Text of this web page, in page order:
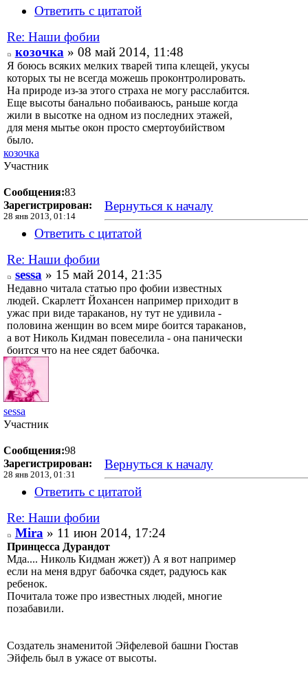
Ответить с цитатой
Re: Наши фобии
козочка» 08 май 2014, 11:48
Я боюсь всяких мелких тварей типа клещей, укусы
которых ты не всегда можешь проконтролировать.
На природе из-за этого страха не могу расслабится.
Еще высоты банально побаиваюсь, раньше когда
жили в высотке на одном из последних этажей,
для меня мытье окон просто смертоубийством
было.
козочка
Участник
Сообщения:83
Зарегистрирован:
28 янв 2013, 01:14
Вернуться к началу
Ответить с цитатой
Re: Наши фобии
sessa» 15 май 2014, 21:35
Недавно читала статью про фобии известных
людей. Скарлетт Йохансен например приходит в
ужас при виде тараканов, ну тут не удивила -
половина женщин во всем мире боится тараканов,
а вот Николь Кидман повеселила - она панически
боится что на нее сядет бабочка.
sessa
Участник
Сообщения:98
Зарегистрирован:
28 янв 2013, 01:31
Вернуться к началу
Ответить с цитатой
Re: Наши фобии
Mira» 11 июн 2014, 17:24
Принцесса Дурандот
Мда.... Николь Кидман жжет)) А я вот например
если на меня вдруг бабочка сядет, радуюсь как
ребенок.
Почитала тоже про известных людей, многие
позабавили.
Создатель знаменитой Эйфелевой башни Гюстав
Эйфель был в ужасе от высоты.